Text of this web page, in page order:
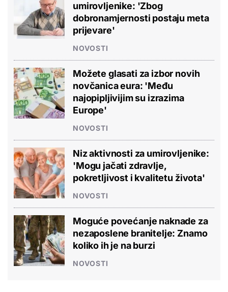
umirovljenike: 'Zbog
dobronamjernosti postaju meta
prijevare'
NOVOSTI
Možete glasati za izbor novih
novčanica eura: 'Među
najopipljivijim su izrazima
Europe'
NOVOSTI
Niz aktivnosti za umirovljenike:
'Mogu jačati zdravlje,
pokretljivost i kvalitetu života'
NOVOSTI
Moguće povećanje naknade za
nezaposlene branitelje: Znamo
koliko ih je na burzi
NOVOSTI